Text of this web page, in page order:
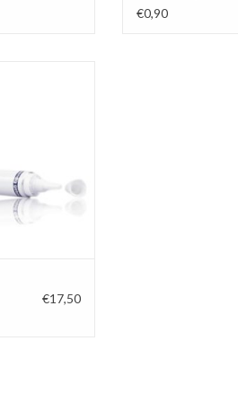
€0,90
De smalle mond
€17,50